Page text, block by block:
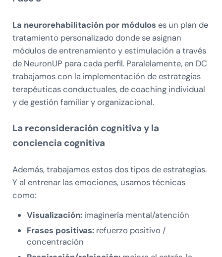
La neurorehabilitación por módulos es un plan de
tratamiento personalizado donde se asignan
módulos de entrenamiento y estimulación a través
de NeuronUP para cada perfil. Paralelamente, en DC
trabajamos con la implementación de estrategias
terapéuticas conductuales, de coaching individual
y de gestión familiar y organizacional.
La reconsideración cognitiva y la
conciencia cognitiva
Además, trabajamos estos dos tipos de estrategias.
Y al entrenar las emociones, usamos técnicas
como:
Visualización: imaginería mental/atención
Frases positivas: refuerzo positivo /
concentración